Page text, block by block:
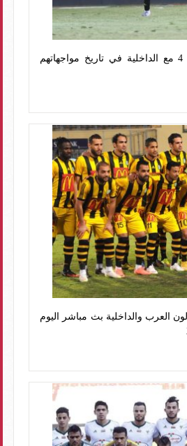
المقاولون يتعادل 4 / 4 مع الداخلية في تاريخ مواجهاتهم
العرب والداخلية بث مباشر اليوم